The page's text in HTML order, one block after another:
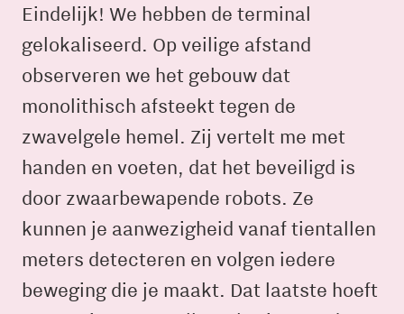
Eindelijk! We hebben de terminal
gelokaliseerd. Op veilige afstand
observeren we het gebouw dat
monolithisch afsteekt tegen de
zwavelgele hemel. Zij vertelt me met
handen en voeten, dat het beveiligd is
door zwaarbewapende robots. Ze
kunnen je aanwezigheid vanaf tientallen
meters detecteren en volgen iedere
beweging die je maakt. Dat laatste hoeft